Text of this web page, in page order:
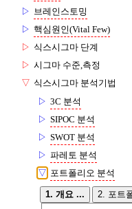
▷ 브레인스토밍
▷ 핵심원인(Vital Few)
▷ 식스시그마 단계
▷ 시그마 수준,측정
▽ 식스시그마 분석기법
▷ 3C 분석
▷ SIPOC 분석
▷ SWOT 분석
▷ 파레토 분석
▽ 포트폴리오 분석
1. 개요 ... 2. 포트